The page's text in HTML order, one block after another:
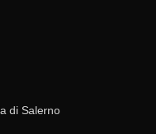
di Salerno